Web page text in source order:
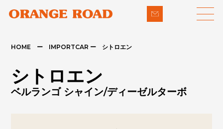
- 輸入車
HOME ー IMPORTCAR ー シトロエン
シトロエン
ベルランゴ シャイン/ディーゼルターボ